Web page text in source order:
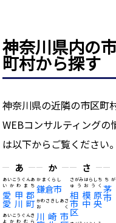
神奈川県内の
町村から探す
神奈川県の近隣の市区町
WEBコンサルティングの
は以下からご覧ください。
あ
愛甲郡
愛川町
あいこうぐんあ
いかわまち
あいこうぐんき
よかわむら
か
鎌倉市
かまくらし
川崎市
かわさきしあさ
おく
さ
相模原
市中央
区
さがみはらしち
ゅうおうく
市
ち